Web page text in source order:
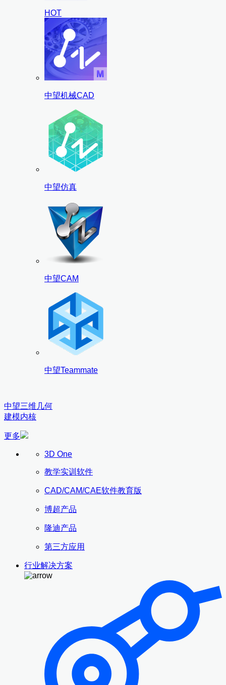
HOT
中望机械CAD
中望仿真
中望CAM
中望Teammate
中望三维几何
建模内核
更多
3D One
教学实训软件
CAD/CAM/CAE软件教育版
博超产品
隆迪产品
第三方应用
行业解决方案